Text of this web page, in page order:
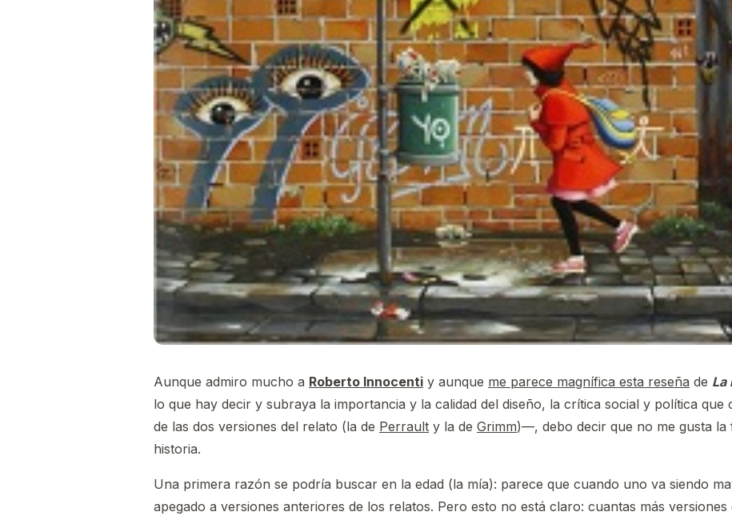
Aunque admiro mucho a Roberto Innocenti y aunque me parece magnífica esta reseña de La
lo que hay decir y subraya la importancia y la calidad del diseño, la crítica social y política que
de las dos versiones del relato (la de Perrault y la de Grimm)—, debo decir que no me gusta la
historia.
Una primera razón se podría buscar en la edad (la mía): parece que cuando uno va siendo
apegado a versiones anteriores de los relatos. Pero esto no está claro: cuantas más